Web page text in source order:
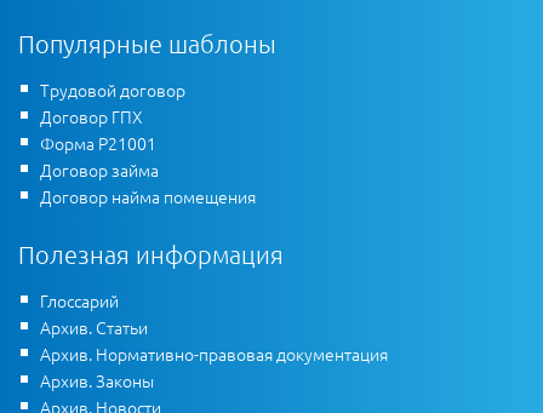
Популярные шаблоны
Трудовой договор
Договор ГПХ
Форма Р21001
Договор займа
Договор найма помещения
Полезная информация
Глоссарий
Архив. Статьи
Архив. Нормативно-правовая документация
Архив. Законы
Архив. Новости